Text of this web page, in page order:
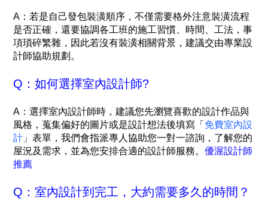
A：若是自己發包裝潢順序，不僅需要格外注意裝潢流程
是否正確，還要協調各工班的施工習慣、時間、工法，事
項瑣碎繁雜，因此若沒有裝潢相關背景，建議交由專業設
計師協助規劃。
Q：如何選擇室內設計師?
A：選擇室內設計師時，建議您先瀏覽喜歡的設計作品與
風格，蒐集偏好的圖片或是設計想法後填寫「 免費室內設
計 」表單，我們會指派專人協助您一對一諮詢，了解您的
屋況及需求，並為您安排合適的設計師服務。優渥設計師
推薦
Q：室內設計到完工，大約需要多久的時間？